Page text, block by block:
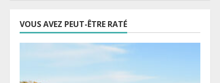
VOUS AVEZ PEUT-ÊTRE RATÉ